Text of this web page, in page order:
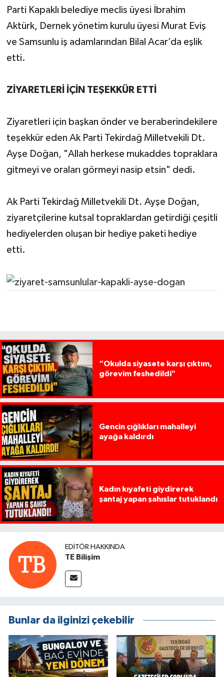
Parti Kapaklı belediye meclis üyesi İbrahim
Aktürk, Dernek yönetim kurulu üyesi Murat Eviş
ve Samsunlu iş adamlarından Bilal Acar’da eşlik
etti.
ZİYARETLERİ İÇİN TEŞEKKÜR ETTİ
Ziyaretleri için başkan önder ve beraberindekilere
teşekkür eden Ak Parti Tekirdağ Milletvekili Dt.
Ayşe Doğan, "Allah herkese mukaddes topraklara
gitmeyi ve oraları görmeyi nasip etsin" dedi.
Ak Parti Tekirdağ Milletvekili Dt. Ayşe Doğan,
ziyaretçilerine kutsal topraklardan getirdiği çeşitli
hediyelerden oluşan bir hediye paketi hediye
etti.
“Okulda siyasete karşı çıktım,
görevim feshedildi"
Gencin çığlıkları mahalleyi
ayağa kaldırdı
Kadın kıyafeti giydirerek
şantaj yapan şahıslar tutuklandı
EDITÖR HAKKINDA
TE Bilişim
Bunlar da ilginizi çekebilir